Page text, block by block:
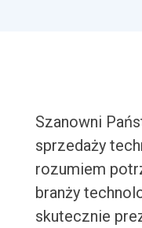
Szanowni
sprzedaży
rozumiem
branży
skutecznie